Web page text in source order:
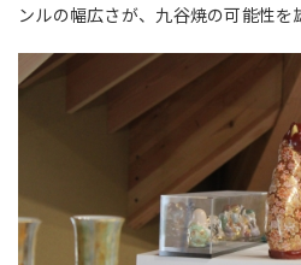
ンルの幅広さが、九谷焼の可能性を